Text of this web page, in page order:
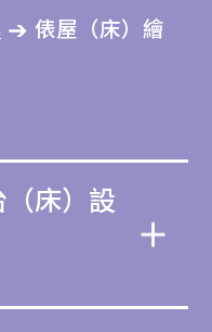
俵屋（床）繪
床）設